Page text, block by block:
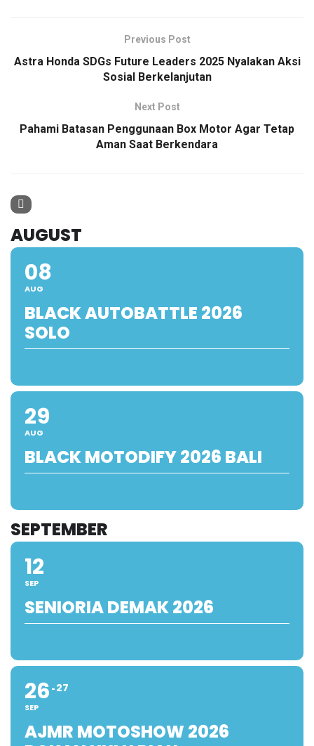
Previous Post
Astra Honda SDGs Future Leaders 2025 Nyalakan Aksi
Sosial Berkelanjutan
Next Post
Pahami Batasan Penggunaan Box Motor Agar Tetap
Aman Saat Berkendara
AUGUST
08
AUG
BLACK AUTOBATTLE 2026
SOLO
29
AUG
BLACK MOTODIFY 2026 BALI
SEPTEMBER
12
SEP
SENIORIA DEMAK 2026
26
SEP
27
AJMR MOTOSHOW 2026